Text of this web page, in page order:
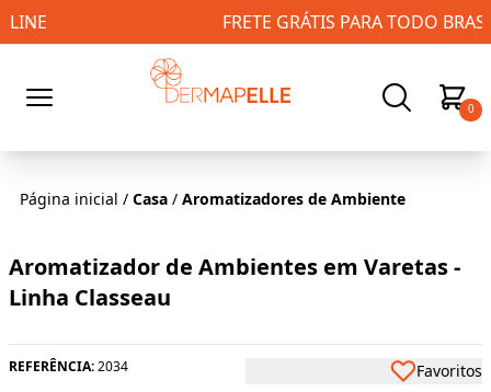
FRETE GRÁTIS PARA TODO BRASIL!
0
Página inicial / Casa / Aromatizadores de Ambiente
Aromatizador de Ambientes em Varetas -
Linha Classeau
REFERÊNCIA:2034 Favoritos